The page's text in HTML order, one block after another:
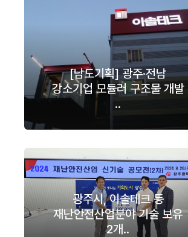
[남도기획] 광주·전남
강소기업 모듈러 구조물 개발
..
광주시, 이솔테크 등
재난안전산업분야 기술 보유
2개..